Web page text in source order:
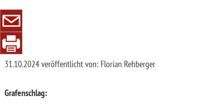
31.10.2024veröffentlicht von: Florian Rehberger
Grafenschlag: